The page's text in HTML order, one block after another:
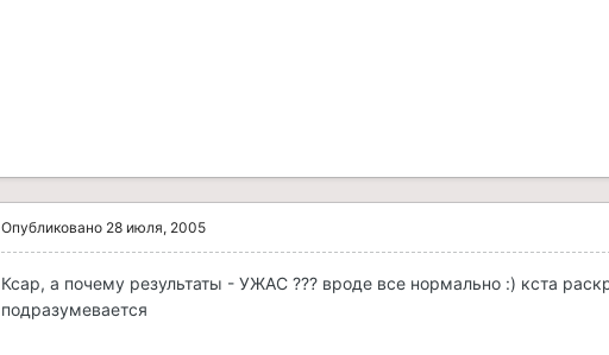
Опубликовано 28 июля, 2005
Ксар, а почему результаты - УЖАС ??? вроде все нормально :) кста
подразумевается